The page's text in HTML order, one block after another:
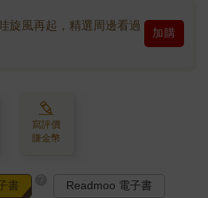
旋風再起，精選周邊看過
加購
寫評價
賺金幣
書 Readmoo 電子書